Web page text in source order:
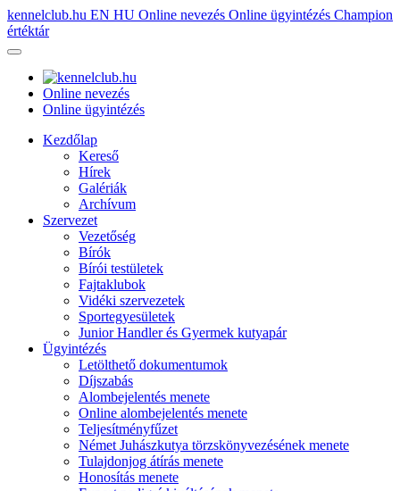
kennelclub.hu EN HU Online nevezés Online ügyintézés Champion
értéktár
Online nevezés
Online ügyintézés
Kezdőlap
Kereső
Hírek
Galériák
Archívum
Szervezet
Vezetőség
Bírók
Bírói testületek
Fajtaklubok
Vidéki szervezetek
Sportegyesületek
Junior Handler és Gyermek kutyapár
Ügyintézés
Letölthető dokumentumok
Díjszabás
Alombejelentés menete
Online alombejelentés menete
Teljesítményfűzet
Német Juhászkutya törzskönyvezésének menete
Tulajdonjog átírás menete
Honosítás menete